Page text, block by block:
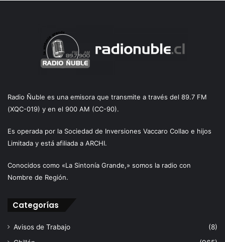
Radio Ñuble es una emisora que transmite a través del 89.7 FM
(XQC-019) y en el 900 AM (CC-90).
Es operada por la Sociedad de Inversiones Vaccaro Collao e hijos
Limitada y está afiliada a ARCHI.
Conocidos como «La Sintonía Grande,» somos la radio con
Nombre de Región.
Categorías
Avisos de Trabajo
(8)